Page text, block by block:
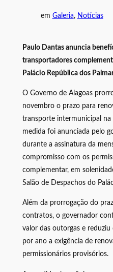
em Galeria, Notícias
Paulo Dantas anuncia
transportadores
Palácio República dos
O Governo de Alagoas
novembro o prazo para
transporte intermunicipal
medida foi anunciada pelo
durante a assinatura da
compromisso com os
complementar, em
Salão de Despachos do
Além da prorrogação do
contratos, o governador
valor das outorgas e reduziu
por ano a exigência de
permissionários provisórios.